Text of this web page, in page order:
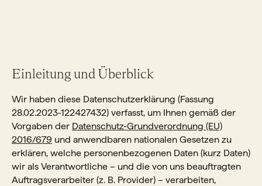
Einleitung und Überblick
Wir haben diese Datenschutzerklärung (Fassung
28.02.2023-122427432) verfasst, um Ihnen gemäß der
Vorgaben der Datenschutz-Grundverordnung (EU)
2016/679 und anwendbaren nationalen Gesetzen zu
erklären, welche personenbezogenen Daten (kurz Daten)
wir als Verantwortliche – und die von uns beauftragten
Auftragsverarbeiter (z. B. Provider) – verarbeiten,